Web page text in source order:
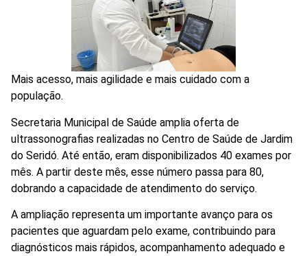
Mais acesso, mais agilidade e mais cuidado com a
população.
Secretaria Municipal de Saúde amplia oferta de
ultrassonografias realizadas no Centro de Saúde de Jardim
do Seridó. Até então, eram disponibilizados 40 exames por
mês. A partir deste mês, esse número passa para 80,
dobrando a capacidade de atendimento do serviço.
A ampliação representa um importante avanço para os
pacientes que aguardam pelo exame, contribuindo para
diagnósticos mais rápidos, acompanhamento adequado e